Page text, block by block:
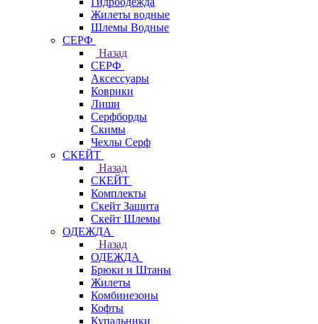
Жилеты водные
Шлемы Водные
СЕРФ
Назад
СЕРФ
Аксессуары
Коврики
Лиши
Серфборды
Скимы
Чехлы Cерф
СКЕЙТ
Назад
СКЕЙТ
Комплекты
Скейт Защита
Скейт Шлемы
ОДЕЖДА
Назад
ОДЕЖДА
Брюки и Штаны
Жилеты
Комбинезоны
Кофты
Купальники